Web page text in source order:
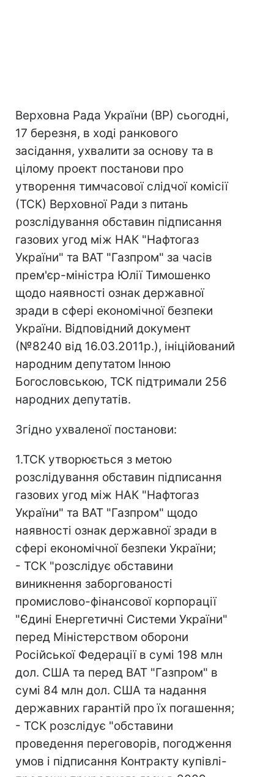
Верховна Рада України (ВР) сьогодні,
17 березня, в ході ранкового
засідання, ухвалити за основу та в
цілому проект постанови про
утворення тимчасової слідчої комісії
(ТСК) Верховної Ради з питань
розслідування обставин підписання
газових угод між НАК "Нафтогаз
України" та ВАТ "Газпром" за часів
прем'єр-міністра Юлії Тимошенко
щодо наявності ознак державної
зради в сфері економічної безпеки
України. Відповідний документ
(№8240 від 16.03.2011р.), ініційований
народним депутатом Інною
Богословською, ТСК підтримали 256
народних депутатів.
Згідно ухваленої постанови:
1.ТСК утворюється з метою
розслідування обставин підписання
газових угод між НАК "Нафтогаз
України" та ВАТ "Газпром" щодо
наявності ознак державної зради в
сфері економічної безпеки України;
- ТСК "розслідує обставини
виникнення заборгованості
промислово-фінансової корпорації
"Єдині Енергетичні Системи України"
перед Міністерством оборони
Російської Федерації в сумі 198 млн
дол. США та перед ВАТ "Газпром" в
сумі 84 млн дол. США та надання
державних гарантій про їх погашення;
- ТСК розслідує "обставини
проведення переговорів, погодження
умов і підписання Контракту купівлі-